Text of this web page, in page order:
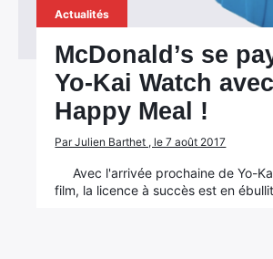
Actualités
McDonald’s se
Yo-Kai Watch
Happy Meal !
Par Julien Barthet , le 7 août 2017
Avec l'arrivée prochaine de Yo-
film, la licence à succès est en